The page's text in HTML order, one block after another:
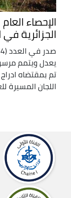
الإحصاء
الجزائرية في
تم بمقتضاه
اللجان المسيرة